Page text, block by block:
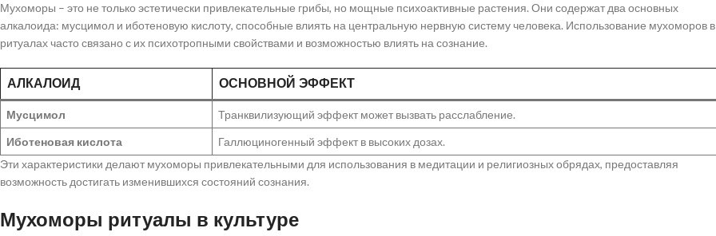
Мухоморы – это не только эстетически привлекательные грибы, но мощные психоактивные растения. Они содержат два основных
алкалоида: мусцимол и иботеновую кислоту, способные влиять на центральную нервную систему человека. Использование мухоморов в
ритуалах часто связано с их психотропными свойствами и возможностью влиять на сознание.
АЛКАЛОИД ОСНОВНОЙ ЭФФЕКТ
Мусцимол
Транквилизующий эффект может вызвать расслабление.
Иботеновая кислота
Галлюциногенный эффект в высоких дозах.
Эти характеристики делают мухоморы привлекательными для использования в медитации и религиозных обрядах, предоставляя
возможность достигать изменившихся состояний сознания.
Мухоморы ритуалы в культуре